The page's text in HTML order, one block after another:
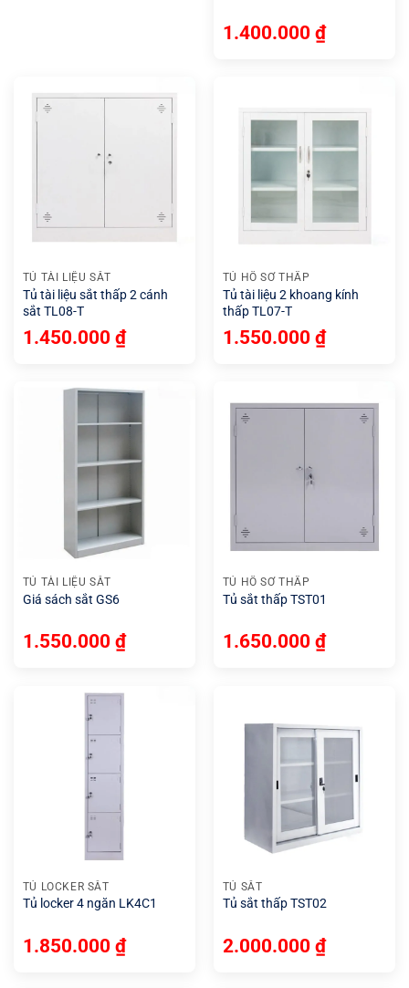
1.400.000 ₫
TỦ TÀI LIỆU SẮT
Tủ tài liệu sắt thấp 2 cánh
sắt TL08-T
1.450.000 ₫
TỦ HỒ SƠ THẤP
Tủ tài liệu 2 khoang kính
thấp TL07-T
1.550.000 ₫
TỦ TÀI LIỆU SẮT
Giá sách sắt GS6
1.550.000 ₫
TỦ HỒ SƠ THẤP
Tủ sắt thấp TST01
1.650.000 ₫
TỦ LOCKER SẮT
Tủ locker 4 ngăn LK4C1
1.850.000 ₫
TỦ SẮT
Tủ sắt thấp TST02
2.000.000 ₫